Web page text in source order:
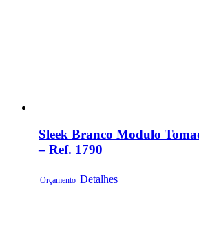
Sleek Branco Modulo
– Ref. 1790
Orçamento Detalhes